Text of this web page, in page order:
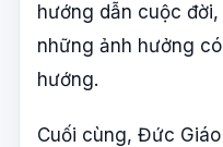
hướng dẫn cuộc
những ảnh hưởng
hướng.
Cuối cùng, Đức